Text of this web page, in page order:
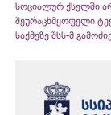
სოციალურ ქსელში
შეურაცხმყოფელი
საქმეზე შსს-მ